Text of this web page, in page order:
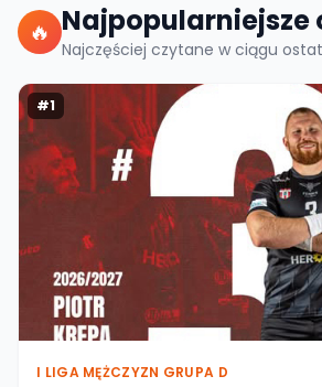
🔥 Najpopularniejsze
Najczęściej czytane w ciągu
#1
I LIGA MĘŻCZYZN GRUPA D